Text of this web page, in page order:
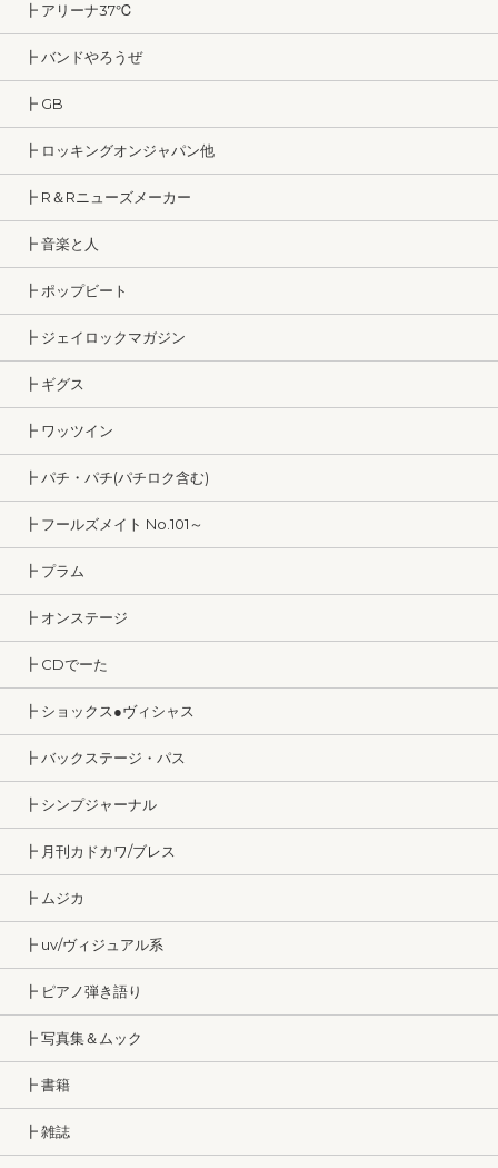
┣ アリーナ37℃
┣ バンドやろうぜ
┣ GB
┣ ロッキングオンジャパン他
┣ R＆Rニューズメーカー
┣ 音楽と人
┣ ポップビート
┣ ジェイロックマガジン
┣ ギグス
┣ ワッツイン
┣ パチ・パチ(パチロク含む)
┣ フールズメイト No.101～
┣ プラム
┣ オンステージ
┣ CDでーた
┣ ショックス●ヴィシャス
┣ バックステージ・パス
┣ シンプジャーナル
┣ 月刊カドカワ/ブレス
┣ ムジカ
┣ uv/ヴィジュアル系
┣ ピアノ弾き語り
┣ 写真集＆ムック
┣ 書籍
┣ 雑誌